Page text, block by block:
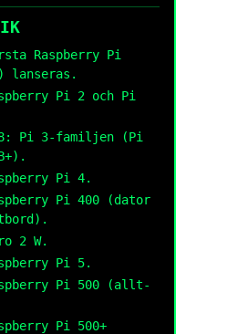
Raspberry Pi
lanseras.
Pi 2 och Pi
Pi 3-familjen (Pi
Pi 4.
Pi 400 (dator
2 W.
Pi 5.
Pi 500 (allt-
Pi 500+